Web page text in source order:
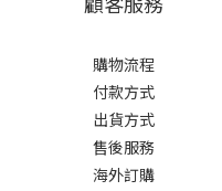
購物流程
付款方式
出貨方式
售後服務
海外訂購